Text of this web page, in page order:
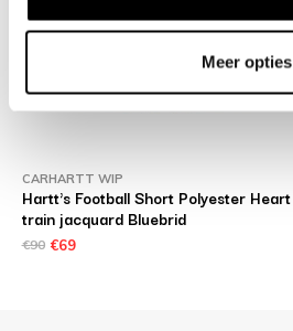
Meer opties
CARHARTT WIP
Hartt's Football Short Polyester Heart
train jacquard Bluebrid
€90 €69